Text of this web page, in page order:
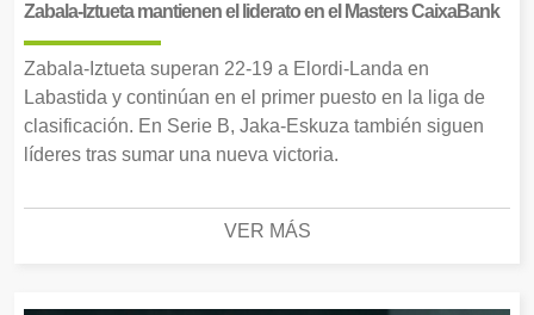
Zabala-Iztueta mantienen el liderato en el Masters CaixaBank
Zabala-Iztueta superan 22-19 a Elordi-Landa en
Labastida y continúan en el primer puesto en la liga de
clasificación. En Serie B, Jaka-Eskuza también siguen
líderes tras sumar una nueva victoria.
VER MÁS